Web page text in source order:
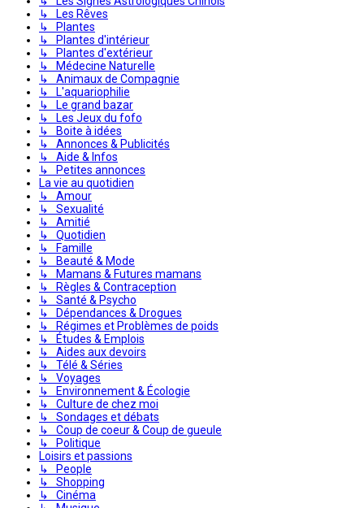
↳ Les Rêves
↳ Plantes
↳ Plantes d'intérieur
↳ Plantes d'extérieur
↳ Médecine Naturelle
↳ Animaux de Compagnie
↳ L'aquariophilie
↳ Le grand bazar
↳ Les Jeux du fofo
↳ Boite à idées
↳ Annonces & Publicités
↳ Aide & Infos
↳ Petites annonces
La vie au quotidien
↳ Amour
↳ Sexualité
↳ Amitié
↳ Quotidien
↳ Famille
↳ Beauté & Mode
↳ Mamans & Futures mamans
↳ Règles & Contraception
↳ Santé & Psycho
↳ Dépendances & Drogues
↳ Régimes et Problèmes de poids
↳ Études & Emplois
↳ Aides aux devoirs
↳ Télé & Séries
↳ Voyages
↳ Environnement & Écologie
↳ Culture de chez moi
↳ Sondages et débats
↳ Coup de coeur & Coup de gueule
↳ Politique
Loisirs et passions
↳ People
↳ Shopping
↳ Cinéma